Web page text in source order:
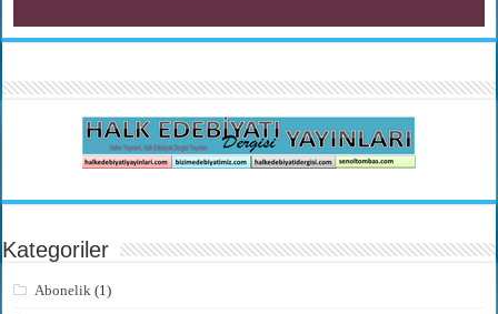
Kategoriler
Abonelik (1)